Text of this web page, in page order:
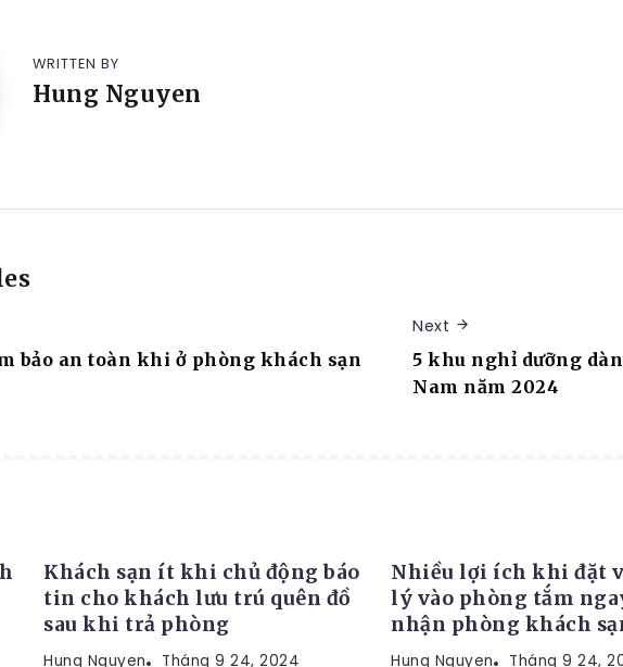
WRITTEN BY
Hung Nguyen
bảo an toàn khi ở phòng khách sạn
Next
5 khu nghỉ dưỡng
Nam năm 2024
Khách sạn ít khi chủ động báo
tin cho khách lưu trú quên đồ
sau khi trả phòng
Hung Nguyen Tháng 9 24, 2024
Nhiều lợi ích khi đặt
lý vào phòng tắm
nhận phòng khách
Hung Nguyen Tháng 9 24,